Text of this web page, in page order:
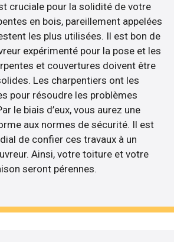
cruciale pour la solidité de votre
en bois, pareillement appelées
les plus utilisées. Il est bon de
expérimenté pour la pose et les
et couvertures doivent être
Les charpentiers ont les
pour résoudre les problèmes
le biais d’eux, vous aurez une
aux normes de sécurité. Il est
de confier ces travaux à un
Ainsi, votre toiture et votre
seront pérennes.